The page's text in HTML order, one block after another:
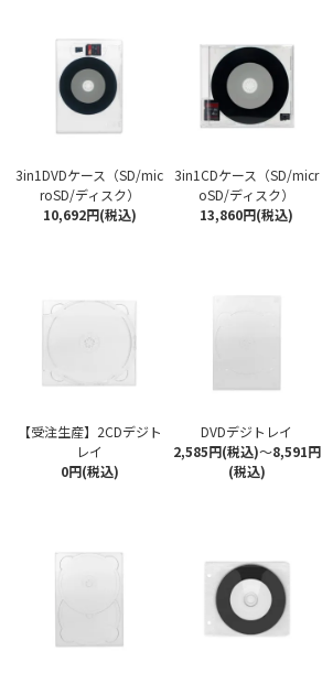
3in1DVDケース（SD/mic
roSD/ディスク）
10,692円(税込)
3in1CDケース（SD/micr
oSD/ディスク）
13,860円(税込)
【受注生産】2CDデジト
レイ
0円(税込)
DVDデジトレイ
2,585円(税込)～8,591円
(税込)